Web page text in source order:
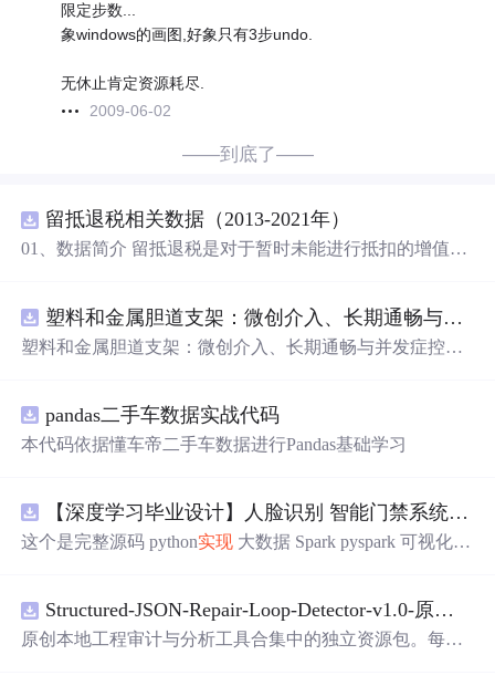
限定步数...
象windows的画图,好象只有3步undo.
无休止肯定资源耗尽.
2009-06-02
——到底了——
留抵退税相关数据（2013-2021年）
01、数据简介 留抵退税是对于暂时未能进行抵扣的增值
税额。简单来说，就是企业现在还不能抵扣的增值税，可
以予以提前全额退还。 留抵退税是一项重要的税收政策优
退税相关数据 数据年份：2013-2021年 02、相关数据 证券
代码、证券简称、会计期间、上市日期、行业代码、行业
名称、post、treat、treat*post。
塑料和金属胆道支架：微创介入、长期通畅与并发症控制驱动全球市场增长.docx
塑料和金属胆道支架：微创介入、长期通畅与并发症控制
pandas二手车数据实战代码
本代码依据懂车帝二手车数据进行Pandas基础学习
【深度学习毕业设计】人脸识别 智能门禁系统(深度学习+OpenCV DNN+FastAPI+Vue3) 源码+论文 完整版
这个是完整源码 python实现 大数据 Spark pyspark 可视化大
码+论文 完整版 数据库Mysql 出入控制是安防体系中的基
础环节。长期以来，IC 卡、密码键盘和门禁钥匙在企事业
Structured-JSON-Repair-Loop-Detector-v1.0-原创源码与文档.zip
原创本地工程审计与分析工具合集中的独立资源包。每个